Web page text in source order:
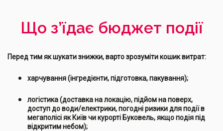
Що з’їдає бюджет події
Перед тим як шукати знижки, варто зрозуміти кошик витрат:
харчування (інгредієнти, підготовка, пакування);
логістика (доставка на локацію, підйом на поверх,
доступ до води/електрики, погодні ризики для події в
мегаполісі як Київ чи курорті Буковель, якщо подія під
відкритим небом);